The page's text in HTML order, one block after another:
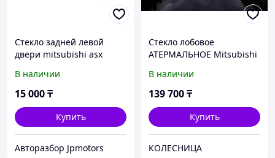
Стекло задней левой
двери mitsubishi asx
В наличии
15 000₸
Купить
Авторазбор Jpmotors
Стекло лобовое
АТЕРМАЛЬНОЕ Mitsubishi
В наличии
139 700₸
Купить
КОЛЕСНИЦА